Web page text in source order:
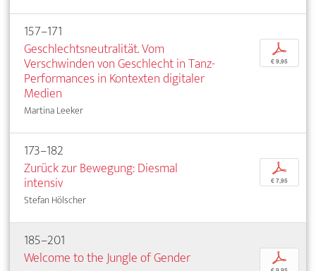
157–171
Geschlechtsneutralität. Vom
Verschwinden von Geschlecht in Tanz-
Performances in Kontexten digitaler
Medien
Martina Leeker
p
€ 9,95
173–182
Zurück zur Bewegung: Diesmal
intensiv
Stefan Hölscher
p
€ 7,95
185–201
Welcome to the Jungle of Gender
p